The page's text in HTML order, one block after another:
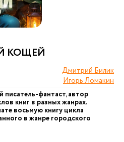
КОЩЕЙ
Дмитрий Билик
Игорь Ломакин
фантаст, автор
книг в разных жанрах.
восьмую книгу цикла
в жанре городского